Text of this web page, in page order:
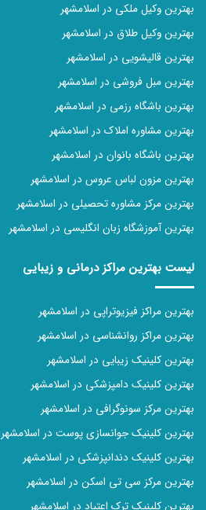
بهترین وکیل ملکی در اسلامشهر
بهترین وکیل طلاق در اسلامشهر
بهترین قالیشویی در اسلامشهر
بهترین مبل فروشی در اسلامشهر
بهترین باشگاه رزمی در اسلامشهر
بهترین مشاوره املاک در اسلامشهر
بهترین باشگاه بانوان در اسلامشهر
بهترین مزون لباس عروس در اسلامشهر
بهترین مرکز مشاوره تحصیلی در اسلامشهر
بهترین آموزشگاه زبان انگلیسی در اسلامشهر
لیست بهترین مراکز درمانی و زیبایی
بهترین مراکز فیزیوتراپی در اسلامشهر
بهترین مراکز روانشناسی در اسلامشهر
بهترین کلینیک زیبایی در اسلامشهر
بهترین کلینیک دامپزشکی در اسلامشهر
بهترین مرکز سونوگرافی در اسلامشهر
بهترین کلینیک جوانسازی پوست در اسلامشهر
بهترین کلینیک دندانپزشکی در اسلامشهر
بهترین مرکز سی تی اسکن در اسلامشهر
بهترین کلینیک‌ ترک اعتیاد در اسلامشهر